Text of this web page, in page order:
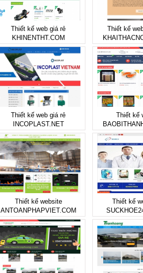
Thiết kế web giá rẻ
KHINENTHT.COM
Thiết kế
Thiết kế web giá rẻ
INCOPLAST.NET
Thiết kế
Thiết kế website
ANTOANPHAPVIET.COM
Thiết kế